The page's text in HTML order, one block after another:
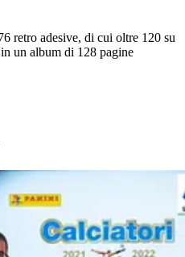
retro adesive, di cui oltre 120 su
un album di 128 pagine